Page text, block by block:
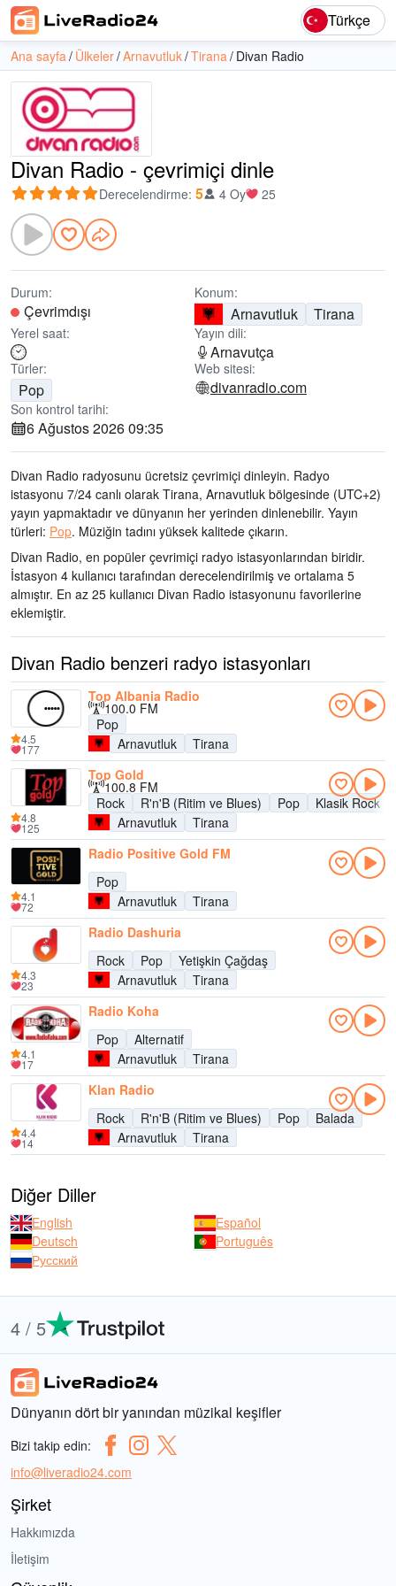
Türkçe
Ana sayfa Ülkeler Arnavutluk Tirana Divan Radio
Divan Radio - çevrimiçi dinle
Derecelendirme: 5 4 Oy 25
Durum:
Çevrimdışı
Konum:
Arnavutluk Tirana
Yerel saat: Yayın dili:
Arnavutça
Türler:
Pop
Web sitesi:
divanradio.com
Son kontrol tarihi:
6 Ağustos 2026 09:35
Divan Radio radyosunu ücretsiz çevrimiçi dinleyin. Radyo
istasyonu 7/24 canlı olarak Tirana, Arnavutluk bölgesinde (UTC+2)
yayın yapmaktadır ve dünyanın her yerinden dinlenebilir. Yayın
türleri: Pop. Müziğin tadını yüksek kalitede çıkarın.
Divan Radio, en popüler çevrimiçi radyo istasyonlarından biridir.
İstasyon 4 kullanıcı tarafından derecelendirilmiş ve ortalama 5
almıştır. En az 25 kullanıcı Divan Radio istasyonunu favorilerine
eklemiştir.
Divan Radio benzeri radyo istasyonları
Top Albania Radio
100.0 FM
Pop
Arnavutluk
Tirana
4.5
177
Top Gold
100.8 FM
Rock
R'n'B (Ritim ve Blues) Pop
Klasik Rock
Arnavutluk
Tirana
4.8
125
Radio Positive Gold FM
Pop
Arnavutluk
Tirana
4.1
72
Radio Dashuria
Rock
Pop
Yetişkin Çağdaş
Arnavutluk
Tirana
4.3
23
Radio Koha
Pop
Alternatif
Arnavutluk
Tirana
4.1
17
Klan Radio
Rock
R'n'B (Ritim ve Blues) Pop
Balada
Arnavutluk
Tirana
4.4
14
Diğer Diller
English
Español
Deutsch
Português
Русский
4 / 5
Dünyanın dört bir yanından müzikal keşifler
Bizi takip edin:
info@liveradio24.com
Şirket
Hakkımızda
İletişim